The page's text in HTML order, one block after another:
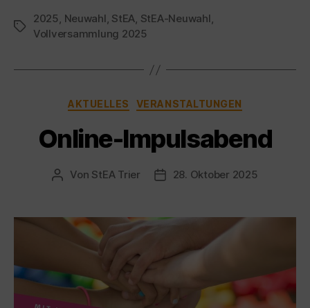
Schlagwörter
2025, Neuwahl, StEA, StEA-Neuwahl,
Vollversammlung 2025
Kategorien
AKTUELLES VERANSTALTUNGEN
Online-Impulsabend
Beitragsautor
Von StEA Trier Veröffentlichungsdatum
28. Oktober 2025